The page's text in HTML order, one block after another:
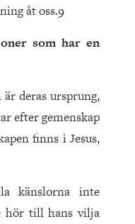
åt oss.9
som har en
deras ursprung,
efter gemenskap
finns i Jesus,
känslorna inte
hör till hans vilja